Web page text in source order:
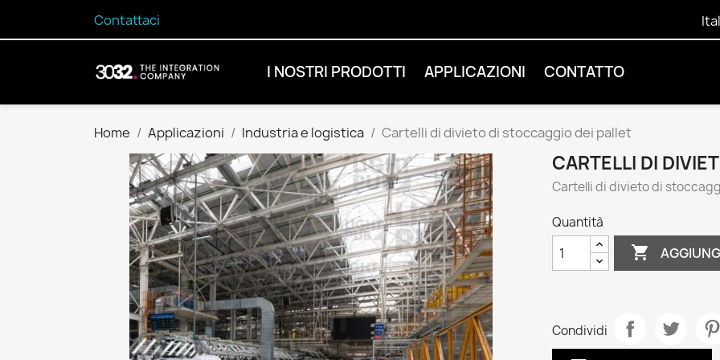
Contattaci
I NOSTRI PRODOTTI APPLICAZIONI CONTATTO
Home Applicazioni Industria e logistica Cartelli di divieto di stoccaggio dei pallet
CARTELLI DI
Cartelli di divieto di
Quantità

Condividi